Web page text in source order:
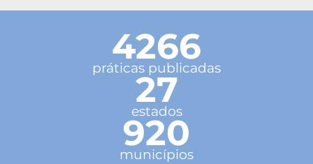
4266
práticas publicadas
27
estados
920
municípios